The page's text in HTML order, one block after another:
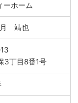
ーホーム
靖也
3丁目8番1号